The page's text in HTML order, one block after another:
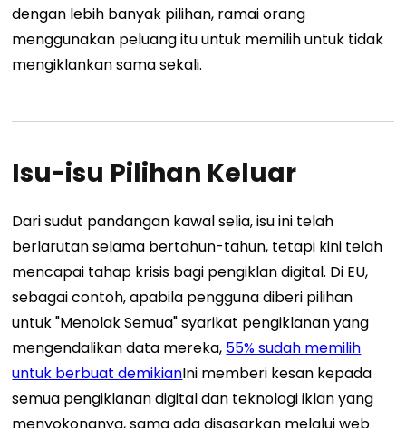
dengan lebih banyak pilihan, ramai orang
menggunakan peluang itu untuk memilih untuk tidak
mengiklankan sama sekali.
Isu-isu Pilihan Keluar
Dari sudut pandangan kawal selia, isu ini telah
berlarutan selama bertahun-tahun, tetapi kini telah
mencapai tahap krisis bagi pengiklan digital. Di EU,
sebagai contoh, apabila pengguna diberi pilihan
untuk "Menolak Semua" syarikat pengiklanan yang
mengendalikan data mereka, 55% sudah memilih
untuk berbuat demikianIni memberi kesan kepada
semua pengiklanan digital dan teknologi iklan yang